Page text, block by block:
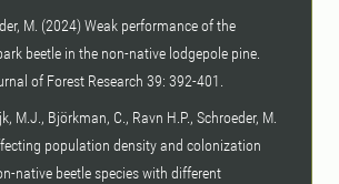
M. (2024) Weak performance of the
beetle in the non-native lodgepole pine.
of Forest Research 39: 392-401.
M.J., Björkman, C., Ravn H.P., Schroeder, M.
population density and colonization
native beetle species with different